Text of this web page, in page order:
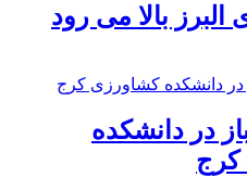
البرز بالا می رود
در دانشکده
کرج